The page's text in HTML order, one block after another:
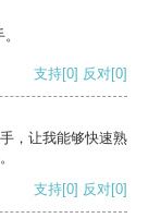
支持[0] 反对[0]
，让我能够快速熟
支持[0] 反对[0]